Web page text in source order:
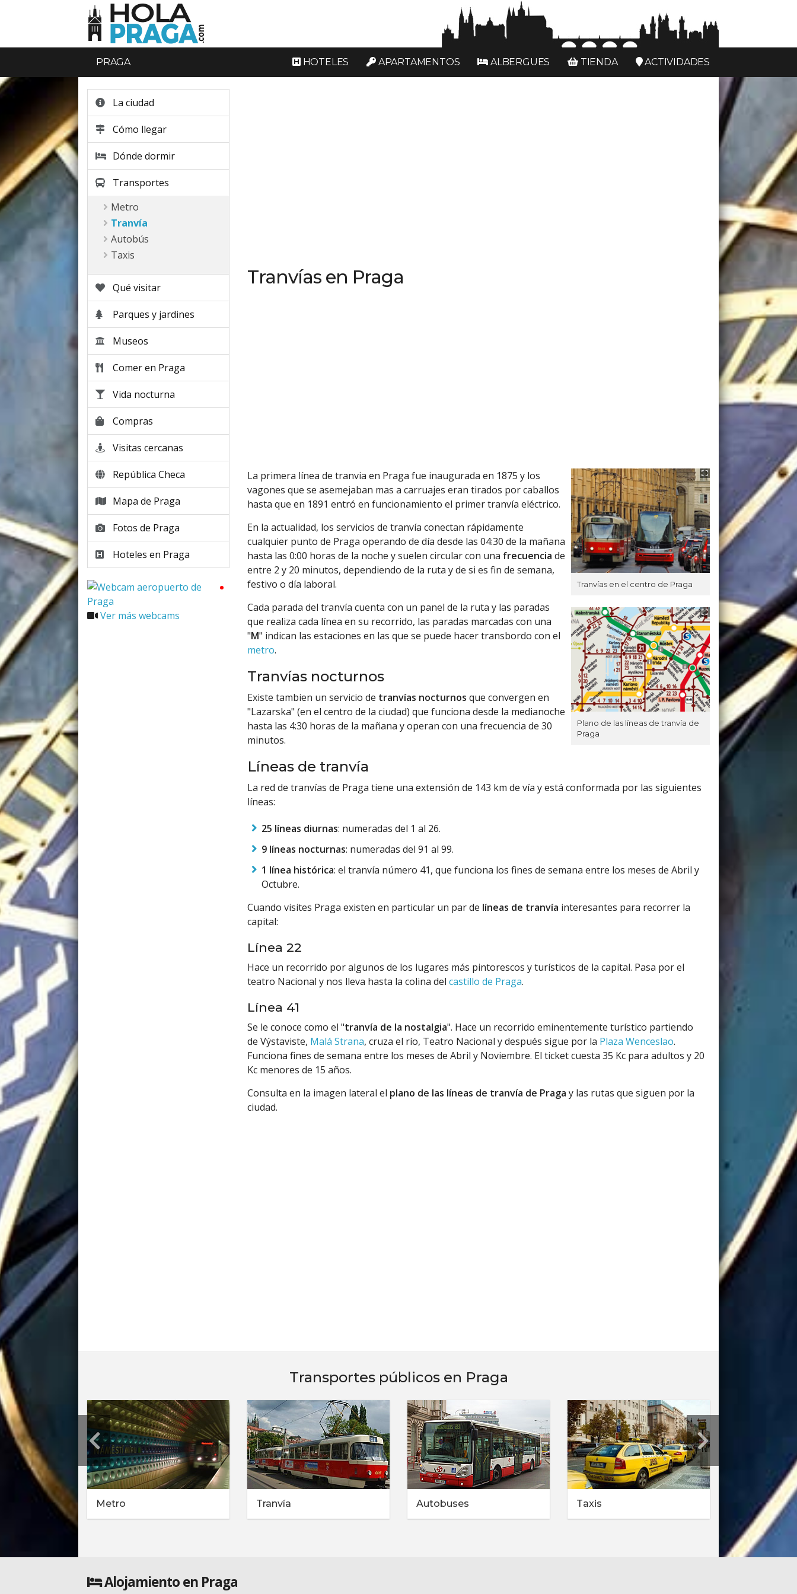
PRAGA HOTELES APARTAMENTOS ALBERGUES TIENDA ACTIVIDADES
La ciudad
Cómo llegar
Dónde dormir
Transportes
Metro
Tranvía
Autobús
Taxis
Qué visitar
Parques y jardines
Museos
Comer en Praga
Vida nocturna
Compras
Visitas cercanas
República Checa
Mapa de Praga
Fotos de Praga
Hoteles en Praga
Ver más webcams
Tranvías en Praga
Tranvías en el centro de Praga
Plano de las líneas de tranvía de
Praga
La primera línea de tranvia en Praga fue inaugurada en 1875 y los
vagones que se asemejaban mas a carruajes eran tirados por caballos
hasta que en 1891 entró en funcionamiento el primer tranvía eléctrico.
En la actualidad, los servicios de tranvía conectan rápidamente
cualquier punto de Praga operando de día desde las 04:30 de la mañana
hasta las 0:00 horas de la noche y suelen circular con una frecuencia de
entre 2 y 20 minutos, dependiendo de la ruta y de si es fin de semana,
festivo o día laboral.
Cada parada del tranvía cuenta con un panel de la ruta y las paradas
que realiza cada línea en su recorrido, las paradas marcadas con una
"M" indican las estaciones en las que se puede hacer transbordo con el
metro.
Tranvías nocturnos
Existe tambien un servicio de tranvías nocturnos que convergen en
"Lazarska" (en el centro de la ciudad) que funciona desde la medianoche
hasta las 4:30 horas de la mañana y operan con una frecuencia de 30
minutos.
Líneas de tranvía
La red de tranvías de Praga tiene una extensión de 143 km de vía y está conformada por las siguientes
líneas:
25 líneas diurnas: numeradas del 1 al 26.
9 líneas nocturnas: numeradas del 91 al 99.
1 línea histórica: el tranvía número 41, que funciona los fines de semana entre los meses de Abril y
Octubre.
Cuando visites Praga existen en particular un par de líneas de tranvía interesantes para recorrer la
capital:
Línea 22
Hace un recorrido por algunos de los lugares más pintorescos y turísticos de la capital. Pasa por el
teatro Nacional y nos lleva hasta la colina del castillo de Praga.
Línea 41
Se le conoce como el "tranvía de la nostalgia". Hace un recorrido eminentemente turístico partiendo
de Výstaviste, Malá Strana, cruza el río, Teatro Nacional y después sigue por la Plaza Wenceslao.
Funciona fines de semana entre los meses de Abril y Noviembre. El ticket cuesta 35 Kc para adultos y 20
Kc menores de 15 años.
Consulta en la imagen lateral el plano de las líneas de tranvía de Praga y las rutas que siguen por la
ciudad.
Transportes públicos en Praga
Metro Tranvía Autobuses Taxis
Alojamiento en Praga